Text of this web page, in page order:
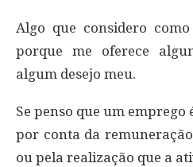
Algo que considero
porque me oferece
algum desejo meu.
Se penso que um
por conta da
ou pela realização que a